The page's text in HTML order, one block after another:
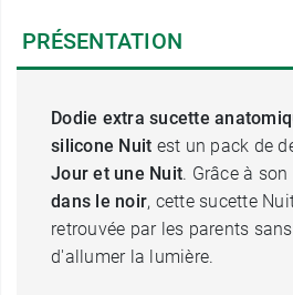
PRÉSENTATION
Dodie extra sucette
silicone Nuit est un pack de
Jour et une Nuit. Grâce à son
dans le noir, cette sucette
retrouvée par les parents
d'allumer la lumière.